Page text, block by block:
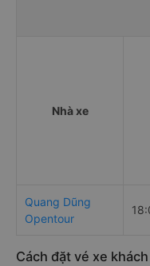
Nhà xe
Quang Dũng
Opentour
Cách đặt vé xe